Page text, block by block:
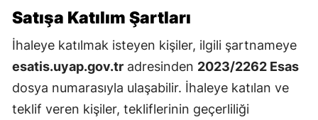
Satışa Katılım Şartları
İhaleye katılmak isteyen kişiler, ilgili şartnameye
esatis.uyap.gov.tr adresinden 2023/2262 Esas
dosya numarasıyla ulaşabilir. İhaleye katılan ve
teklif veren kişiler, tekliflerinin geçerliliği